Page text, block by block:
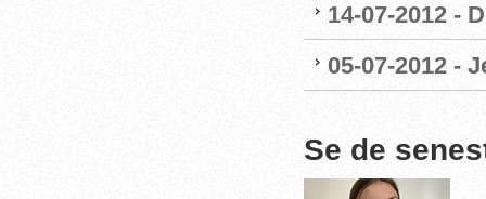
14-07-2012 -
05-07-2012 -
Se de